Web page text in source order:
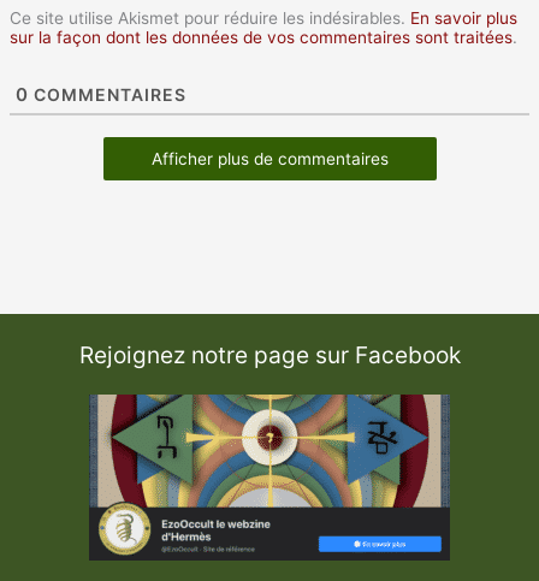
Ce site utilise Akismet pour réduire les indésirables. En savoir plus
sur la façon dont les données de vos commentaires sont traitées.
0 COMMENTAIRES
Afficher plus de commentaires
Rejoignez notre page sur Facebook